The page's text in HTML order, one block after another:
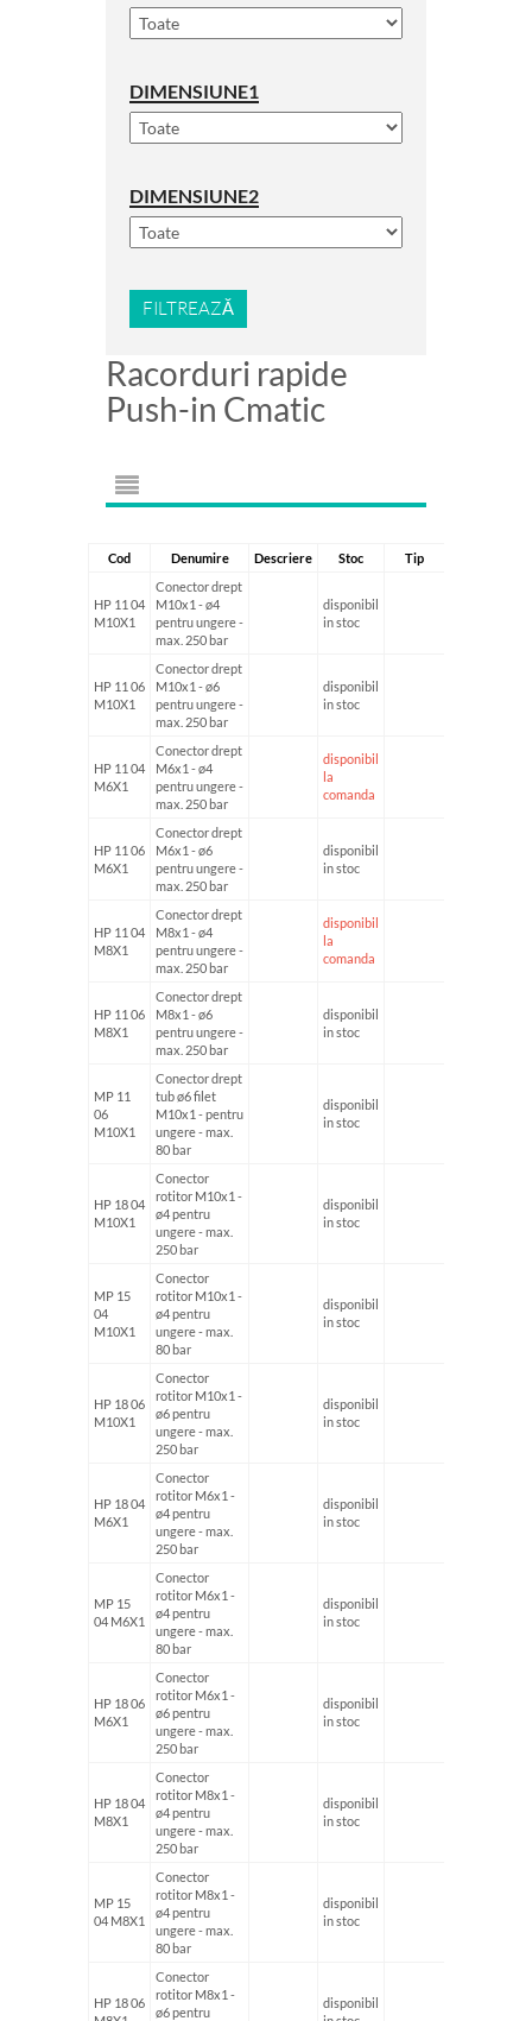
DIMENSIUNE1
DIMENSIUNE2
FILTREAZĂ
Racorduri rapide
Push-in Cmatic
Cod Denumire Descriere Stoc Tip
HP 11 04
M10X1
Conector drept
M10x1 - ø4
pentru ungere -
max. 250 bar
disponibil
in stoc
HP 11 06
M10X1
Conector drept
M10x1 - ø6
pentru ungere -
max. 250 bar
disponibil
in stoc
HP 11 04
M6X1
Conector drept
M6x1 - ø4
pentru ungere -
max. 250 bar
disponibil
la
comanda
HP 11 06
M6X1
Conector drept
M6x1 - ø6
pentru ungere -
max. 250 bar
disponibil
in stoc
HP 11 04
M8X1
Conector drept
M8x1 - ø4
pentru ungere -
max. 250 bar
disponibil
la
comanda
HP 11 06
M8X1
Conector drept
M8x1 - ø6
pentru ungere -
max. 250 bar
disponibil
in stoc
MP 11
06
M10X1
Conector drept
tub ø6 filet
M10x1 - pentru
ungere - max.
80 bar
disponibil
in stoc
HP 18 04
M10X1
Conector
rotitor M10x1 -
ø4 pentru
ungere - max.
250 bar
disponibil
in stoc
MP 15
04
M10X1
Conector
rotitor M10x1 -
ø4 pentru
ungere - max.
80 bar
disponibil
in stoc
HP 18 06
M10X1
Conector
rotitor M10x1 -
ø6 pentru
ungere - max.
250 bar
disponibil
in stoc
HP 18 04
M6X1
Conector
rotitor M6x1 -
ø4 pentru
ungere - max.
250 bar
disponibil
in stoc
MP 15
04 M6X1
Conector
rotitor M6x1 -
ø4 pentru
ungere - max.
80 bar
disponibil
in stoc
HP 18 06
M6X1
Conector
rotitor M6x1 -
ø6 pentru
ungere - max.
250 bar
disponibil
in stoc
HP 18 04
M8X1
Conector
rotitor M8x1 -
ø4 pentru
ungere - max.
250 bar
disponibil
in stoc
MP 15
04 M8X1
Conector
rotitor M8x1 -
ø4 pentru
ungere - max.
80 bar
disponibil
in stoc
HP 18 06
Conector
rotitor M8x1 -
ø6 pentru
disponibil